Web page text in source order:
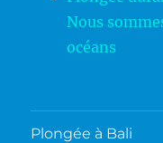
Nous
océans
Plongée à Bali